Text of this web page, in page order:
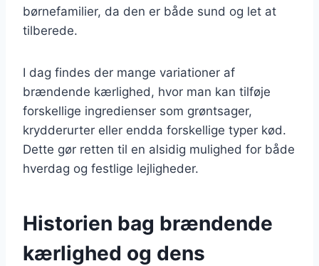
børnefamilier, da den er både sund og let at
tilberede.
I dag findes der mange variationer af
brændende kærlighed, hvor man kan tilføje
forskellige ingredienser som grøntsager,
krydderurter eller endda forskellige typer kød.
Dette gør retten til en alsidig mulighed for både
hverdag og festlige lejligheder.
Historien bag brændende
kærlighed og dens